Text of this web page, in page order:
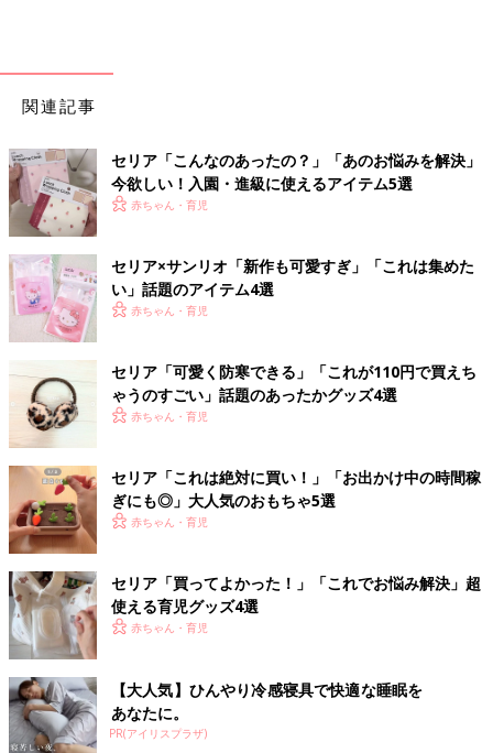
関連記事
セリア「こんなのあったの？」「あのお悩みを解決」
今欲しい！入園・進級に使えるアイテム5選
赤ちゃん・育児
セリア×サンリオ「新作も可愛すぎ」「これは集めた
い」話題のアイテム4選
赤ちゃん・育児
セリア「可愛く防寒できる」「これが110円で買えち
ゃうのすごい」話題のあったかグッズ4選
赤ちゃん・育児
セリア「これは絶対に買い！」「お出かけ中の時間稼
ぎにも◎」大人気のおもちゃ5選
赤ちゃん・育児
セリア「買ってよかった！」「これでお悩み解決」超
使える育児グッズ4選
赤ちゃん・育児
【大人気】ひんやり冷感寝具で快適な睡眠を
あなたに。
PR(アイリスプラザ)